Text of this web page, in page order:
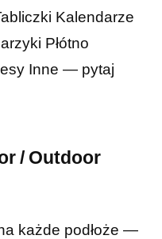
Kalendarze
Płótno
Inne — pytaj
/ Outdoor
każde podłoże —